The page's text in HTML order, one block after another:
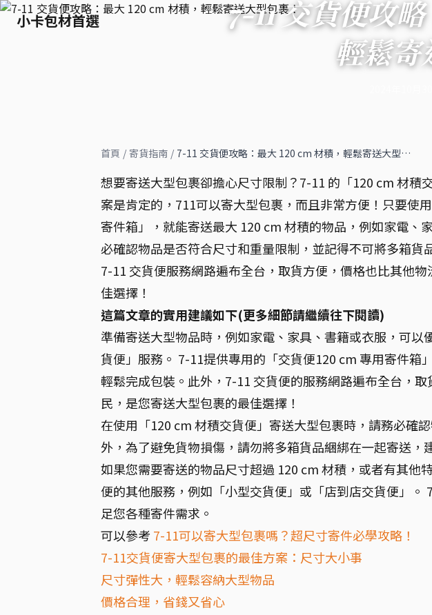
小卡包材首選
7-11 交貨便攻
輕鬆寄
首頁 / 寄貨指南 / 7-11 交貨便攻略：最大 120 cm 材積，輕鬆寄送大型…
想要寄送大型包裹卻擔心尺寸限制？7-11 的「120 cm 材積
案是肯定的，711可以寄大型包裹，而且非常方便！只要使
寄件箱」，就能寄送最大 120 cm 材積的物品，例如家電、
必確認物品是否符合尺寸和重量限制，並記得不可將多箱貨
7-11 交貨便服務網路遍布全台，取貨方便，價格也比其他
佳選擇！
這篇文章的實用建議如下(更多細節請繼續往下閱讀)
準備寄送大型物品時，例如家電、家具、書籍或衣服，可
貨便」服務。 7-11提供專用的「交貨便120 cm 專用寄件箱
輕鬆完成包裝。此外，7-11 交貨便的服務網路遍布全台，
民，是您寄送大型包裹的最佳選擇！
在使用「120 cm 材積交貨便」寄送大型包裹時，請務必確
外，為了避免貨物損傷，請勿將多箱貨品綑綁在一起寄送，
如果您需要寄送的物品尺寸超過 120 cm 材積，或者有其他
便的其他服務，例如「小型交貨便」或「店到店交貨便」。
足您各種寄件需求。
可以參考 7-11可以寄大型包裹嗎？超尺寸寄件必學攻略！
7-11交貨便寄大型包裹的最佳方案：尺寸大小事
尺寸彈性大，輕鬆容納大型物品
價格合理，省錢又省心